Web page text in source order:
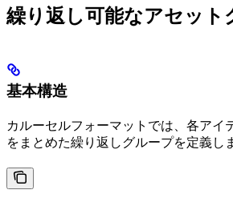
繰り返し可能なアセット
基本構造
カルーセルフォーマットでは、各アイ
をまとめた繰り返しグループを定義し